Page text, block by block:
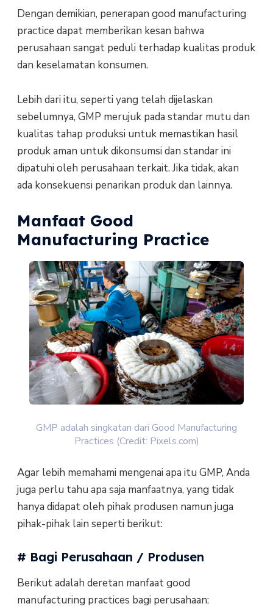
Dengan demikian, penerapan good manufacturing
practice dapat memberikan kesan bahwa
perusahaan sangat peduli terhadap kualitas produk
dan keselamatan konsumen.
Lebih dari itu, seperti yang telah dijelaskan
sebelumnya, GMP merujuk pada standar mutu dan
kualitas tahap produksi untuk memastikan hasil
produk aman untuk dikonsumsi dan standar ini
dipatuhi oleh perusahaan terkait. Jika tidak, akan
ada konsekuensi penarikan produk dan lainnya.
Manfaat Good
Manufacturing Practice
GMP adalah singkatan dari Good Manufacturing
Practices (Credit: Pixels.com)
Agar lebih memahami mengenai apa itu GMP, Anda
juga perlu tahu apa saja manfaatnya, yang tidak
hanya didapat oleh pihak produsen namun juga
pihak-pihak lain seperti berikut:
# Bagi Perusahaan / Produsen
Berikut adalah deretan manfaat good
manufacturing practices bagi perusahaan: